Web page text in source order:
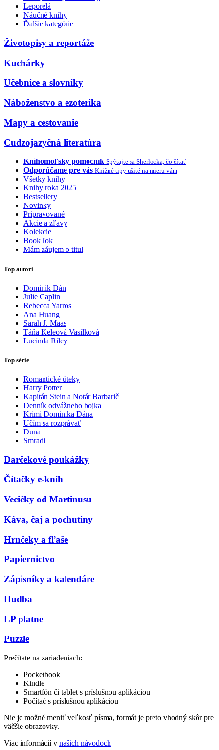
Leporelá
Náučné knihy
Ďalšie kategórie
Životopisy a reportáže
Kuchárky
Učebnice a slovníky
Náboženstvo a ezoterika
Mapy a cestovanie
Cudzojazyčná literatúra
Knihomoľský pomocník Spýtajte sa Sherlocka, čo čítať
Odporúčame pre vás Knižné tipy ušité na mieru vám
Všetky knihy
Knihy roka 2025
Bestsellery
Novinky
Pripravované
Akcie a zľavy
Kolekcie
BookTok
Mám záujem o titul
Top autori
Dominik Dán
Julie Caplin
Rebecca Yarros
Ana Huang
Sarah J. Maas
Táňa Keleová Vasilková
Lucinda Riley
Top série
Romantické úteky
Harry Potter
Kapitán Stein a Notár Barbarič
Denník odvážneho bojka
Krimi Dominika Dána
Učím sa rozprávať
Duna
Smradi
Darčekové poukážky
Čítačky e-kníh
Vecičky od Martinusu
Káva, čaj a pochutiny
Hrnčeky a fľaše
Papiernictvo
Zápisníky a kalendáre
Hudba
LP platne
Puzzle
Prečítate na zariadeniach:
Pocketbook
Kindle
Smartfón či tablet s príslušnou aplikáciou
Počítač s príslušnou aplikáciou
Nie je možné meniť veľkosť písma, formát je preto vhodný skôr pre
väčšie obrazovky.
Viac informácií v našich návodoch